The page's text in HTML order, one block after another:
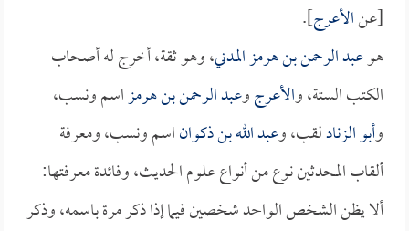
[عنالأعرج].
هوعبد الرحمن بن هرمز المدني، وهو ثقة، أخرج له أصحاب
الكتب الستة، والأعرجوعبد الرحمن بن هرمزاسم ونسب،
وأبو الزنادلقب، وعبد الله بن ذكواناسم ونسب، ومعرفة
ألقاب المحدثين نوع من أنواع علوم الحديث، وفائدة معرفتها:
ألا يظن الشخص الواحد شخصين فيما إذا ذكر مرة باسمه، وذكر